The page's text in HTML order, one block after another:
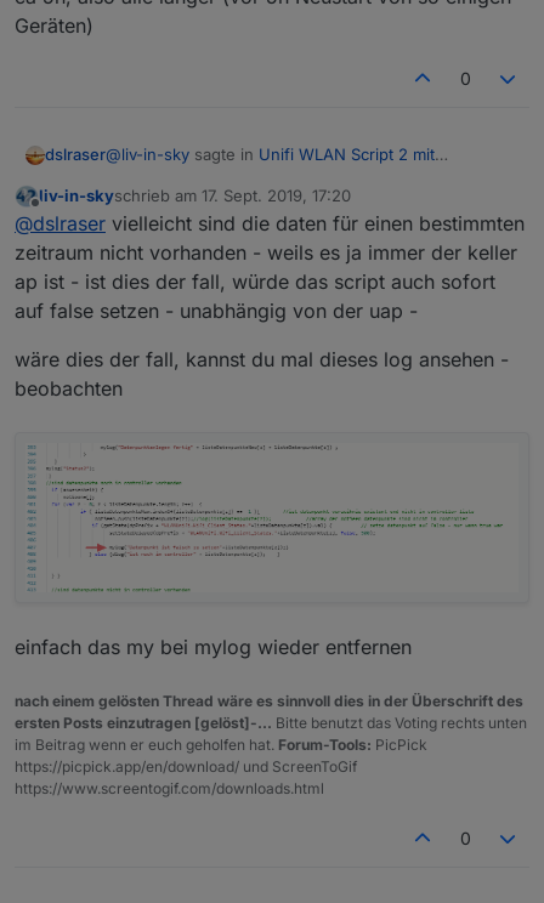
Geräten)
0
dslraser@liv-in-sky sagte in Unifi WLAN Script 2 mit
sind die kurz oder wie alle anderen
ca 5h, also alle länger (vor 5h Neustart von so einigen
Geräten)
Offline
liv-in-skyschrieb am 17. Sept. 2019, 17:20
zuletzt editiert von
@dslraser vielleicht sind die daten für einen bestimmten
zeitraum nicht vorhanden - weils es ja immer der keller
ap ist - ist dies der fall, würde das script auch sofort
auf false setzen - unabhängig von der uap -
wäre dies der fall, kannst du mal dieses log ansehen -
beobachten
einfach das my bei mylog wieder entfernen
nach einem gelösten Thread wäre es sinnvoll dies in der Überschrift des
ersten Posts einzutragen [gelöst]-... Bitte benutzt das Voting rechts unten
im Beitrag wenn er euch geholfen hat. Forum-Tools: PicPick
https://picpick.app/en/download/ und ScreenToGif
https://www.screentogif.com/downloads.html
0